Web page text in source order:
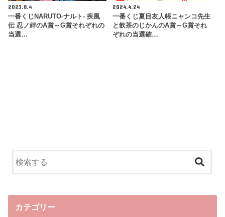
2023.8.4
一番くじNARUTO-ナルト- 疾風
伝 忍ノ絆のA賞～G賞それぞれの
当選…
2024.4.24
一番くじ夏目友人帳ニャンコ先生
と飲茶のじかんのA賞～G賞それ
ぞれの当選確…
カテゴリー